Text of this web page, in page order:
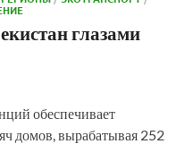
глазами
обеспечивает
домов, вырабатывая 252